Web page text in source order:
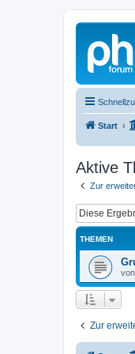
Start
Aktive
Zur
THEMEN
von
Zur